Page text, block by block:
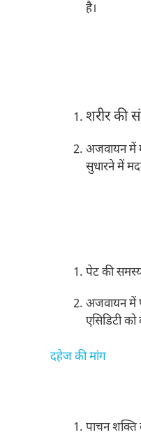
है।
शरीर की
अजवायन में
सुधारने में
पेट की
अजवायन में
एसिडिटी
दहेज की मांग
पाचन शक्ति